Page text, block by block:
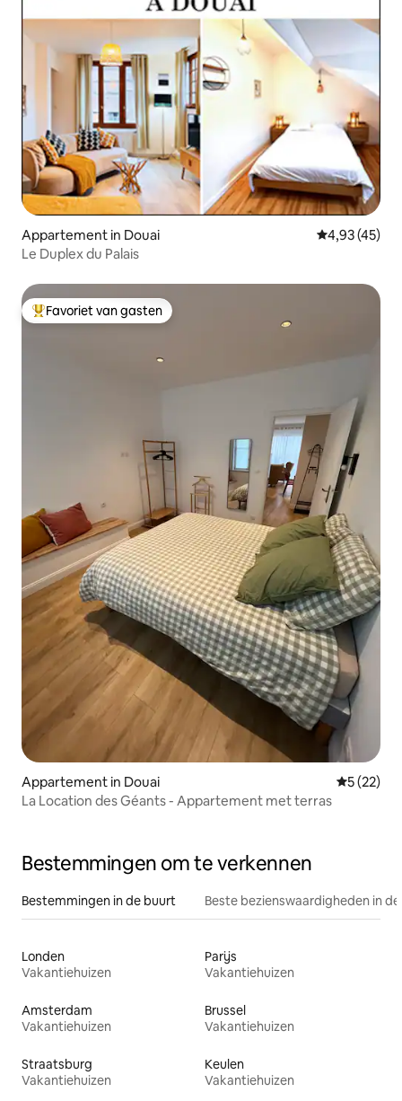
Appartement in Douai Gemiddelde
4,93 (45)
Le Duplex du Palais
Topfavoriet van gasten
Favoriet van gasten
Appartement in Douai
5 (22)
La Location des Géants - Appartement met terras
Bestemmingen om te verkennen
Bestemmingen in de buurt Beste bezienswaardigheden in
Londen
Vakantiehuizen
Parijs
Vakantiehuizen
Amsterdam
Vakantiehuizen
Brussel
Vakantiehuizen
Straatsburg
Vakantiehuizen
Keulen
Vakantiehuizen